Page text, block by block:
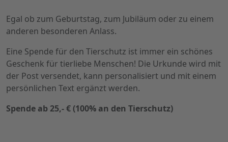
Egal ob zum Geburtstag, zum Jubiläum oder zu einem
anderen besonderen Anlass.
Eine Spende für den Tierschutz ist immer ein schönes
Geschenk für tierliebe Menschen! Die Urkunde wird mit
der Post versendet, kann personalisiert und mit einem
persönlichen Text ergänzt werden.
Spende ab 25,- € (100% an den Tierschutz)